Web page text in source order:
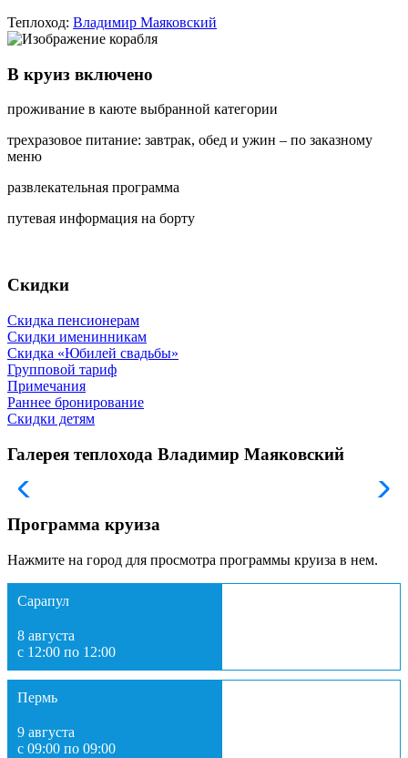
Теплоход: Владимир Маяковский
В круиз включено
проживание в каюте выбранной категории
трехразовое питание: завтрак, обед и ужин – по заказному
меню
развлекательная программа
путевая информация на борту
Скидки
Скидка пенсионерам
Скидки именинникам
Скидка «Юбилей свадьбы»
Групповой тариф
Примечания
Раннее бронирование
Скидки детям
Галерея теплохода Владимир Маяковский
Программа круиза
Нажмите на город для просмотра программы круиза в нем.
Сарапул
8 августа
с 12:00 по 12:00
Пермь
9 августа
с 09:00 по 09:00